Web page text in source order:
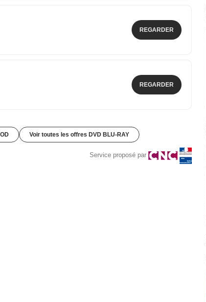
REGARDER
REGARDER
Voir toutes les offres DVD BLU-RAY
Service proposé par